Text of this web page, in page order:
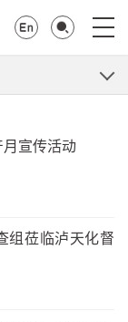
宣传活动
组莅临泸天化督